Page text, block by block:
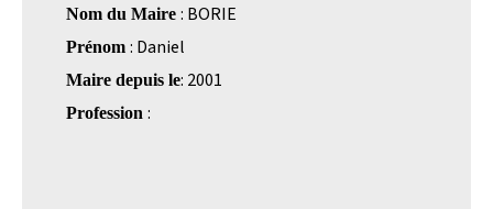
Nom du Maire : BORIE
Prénom : Daniel
Maire depuis le: 2001
Profession :